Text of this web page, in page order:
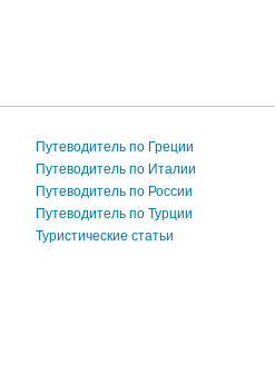
Путеводитель по Греции
Путеводитель по Италии
Путеводитель по России
Путеводитель по Турции
Туристические статьи